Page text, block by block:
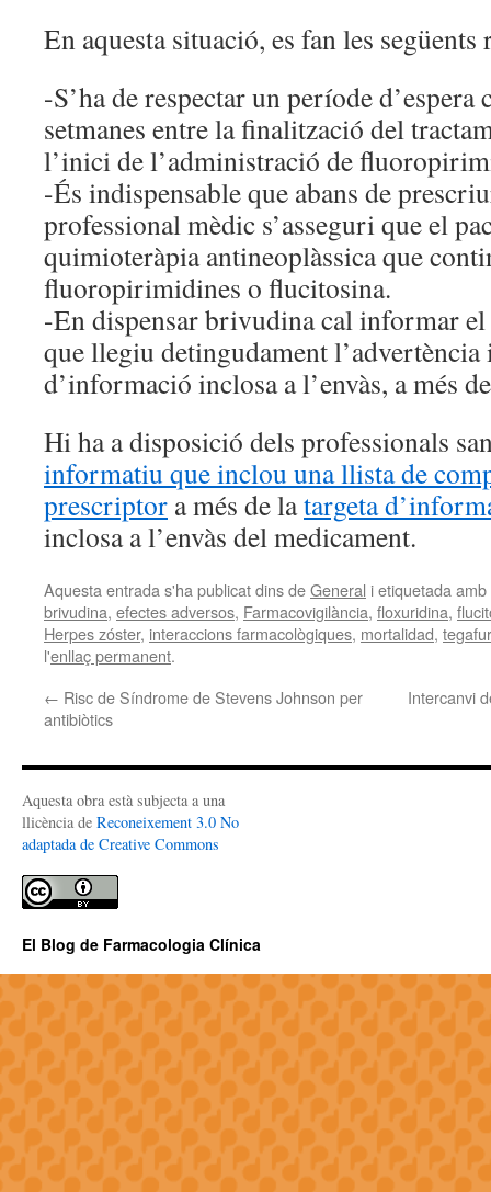
En aquesta situació, es fan les següents
-S’ha de respectar un període
setmanes entre la finalització del
l’inici de l’administració de
-És indispensable que abans de
professional mèdic s’asseguri que el
quimioteràpia antineoplàssica que
fluoropirimidines o flucitosina.
-En dispensar brivudina cal informar
que llegiu detingudament l’advertència
d’informació inclosa a l’envàs, a més
Hi ha a disposició dels professionals
informatiu que inclou una llista de
prescriptor a més de latargeta
inclosa a l’envàs del medicament.
Aquesta entrada s'ha publicat dins deGeneral i etiquetada amb
brivudina, efectes adversos, Farmacovigilància, floxuridina,
Herpes zóster, interaccions farmacològiques, mortalidad, tegafur
l'enllaç permanent.
← Risc de Síndrome de Stevens Johnson per
antibiòtics
Intercanvi
Aquesta obra està subjecta a una
llicència de Reconeixement 3.0 No
adaptada de Creative Commons
El Blog de Farmacologia Clínica